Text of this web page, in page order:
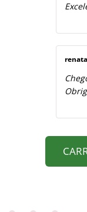
renata